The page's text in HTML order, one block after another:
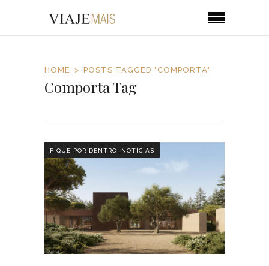
HOME POSTS TAGGED "COMPORTA"
Comporta Tag
FIQUE POR DENTRO NOTÍCIAS